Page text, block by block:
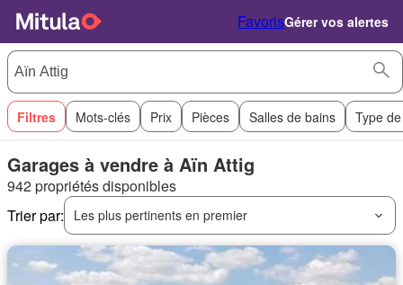
FavorisGérer vos alertes
Filtres Mots-clés Prix Pièces Salles de bains Type
Garages à vendre à Aïn Attig
942 propriétés disponibles
Trier par:
Les plus pertinents en premier